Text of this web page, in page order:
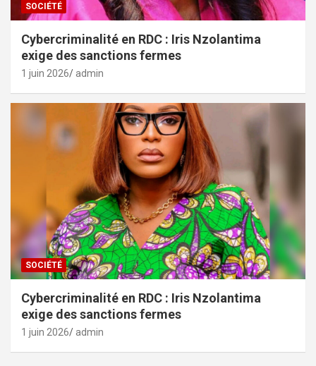
SOCIÉTÉ
Cybercriminalité en RDC : Iris Nzolantima
exige des sanctions fermes
1 juin 2026 admin
SOCIÉTÉ
Cybercriminalité en RDC : Iris Nzolantima
exige des sanctions fermes
1 juin 2026 admin